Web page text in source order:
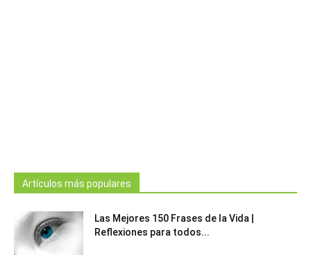
Artículos más populares
Las Mejores 150 Frases de la Vida |
Reflexiones para todos...